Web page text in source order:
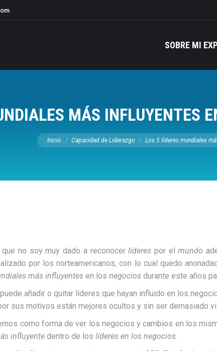
SOBRE MI
MÁS INFLUYENTES
Estás aquí:
Inicio Capacidad de Liderazgo Los 5 líderes mundiales
que no soy muy dado a reconocerlíderes por elmundo
por los norteamericanos, con lo cual quedo
más influyentes en los negocios durante este años
añadir o quitar líderes que hayan influido en los
sus motivos están mejores ocultos y sin ser demasiado
como forma de ver los negocios y cambios en los
influyente dentro de los líderes en los negocios.